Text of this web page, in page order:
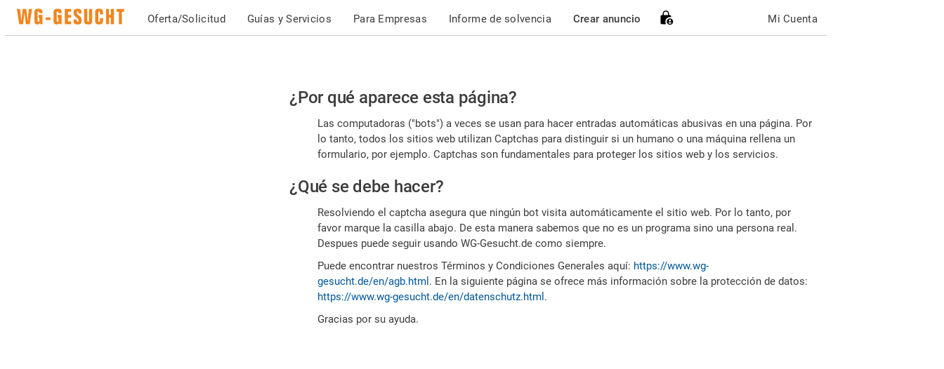
Oferta/Solicitud Guías y Servicios Para Empresas Informe de solvencia Crear anuncio Mi Cuenta
Por
favor,
confirme
es
humano
¿Por qué aparece esta página?
Las computadoras ("bots") a veces se usan para hacer entradas automáticas abusivas en una página. Por
lo tanto, todos los sitios web utilizan Captchas para distinguir si un humano o una máquina rellena un
formulario, por ejemplo. Captchas son fundamentales para proteger los sitios web y los servicios.
¿Qué se debe hacer?
Resolviendo el captcha asegura que ningún bot visita automáticamente el sitio web. Por lo tanto, por
favor marque la casilla abajo. De esta manera sabemos que no es un programa sino una persona real.
Despues puede seguir usando WG-Gesucht.de como siempre.
Puede encontrar nuestros Términos y Condiciones Generales aquí: https://www.wg-
gesucht.de/en/agb.html . En la siguiente página se ofrece más información sobre la protección de datos:
https://www.wg-gesucht.de/en/datenschutz.html .
Gracias por su ayuda.